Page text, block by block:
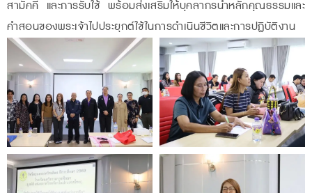
สามัคคี และการรับใช้ พร้อมส่งเสริมให้บุคลากรนำหลักคุณธรรมและ
คำสอนของพระเจ้าไปประยุกต์ใช้ในการดำเนินชีวิตและการปฏิบัติงาน